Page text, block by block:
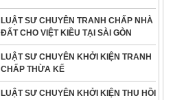
LUẬT SƯ CHUYÊN TRANH CHẤP NHÀ
ĐẤT CHO VIỆT KIỀU TẠI SÀI GÒN
LUẬT SƯ CHUYÊN KHỞI KIỆN TRANH
CHẤP THỪA KẾ
LUẬT SƯ CHUYÊN KHỞI KIỆN THU HỒI